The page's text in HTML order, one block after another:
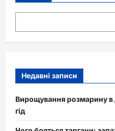
Недавні записи
Вирощування розмарину
гід